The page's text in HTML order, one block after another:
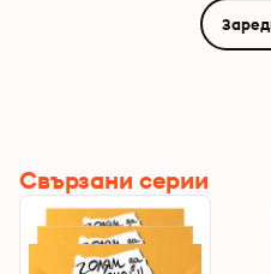
Свързани серии